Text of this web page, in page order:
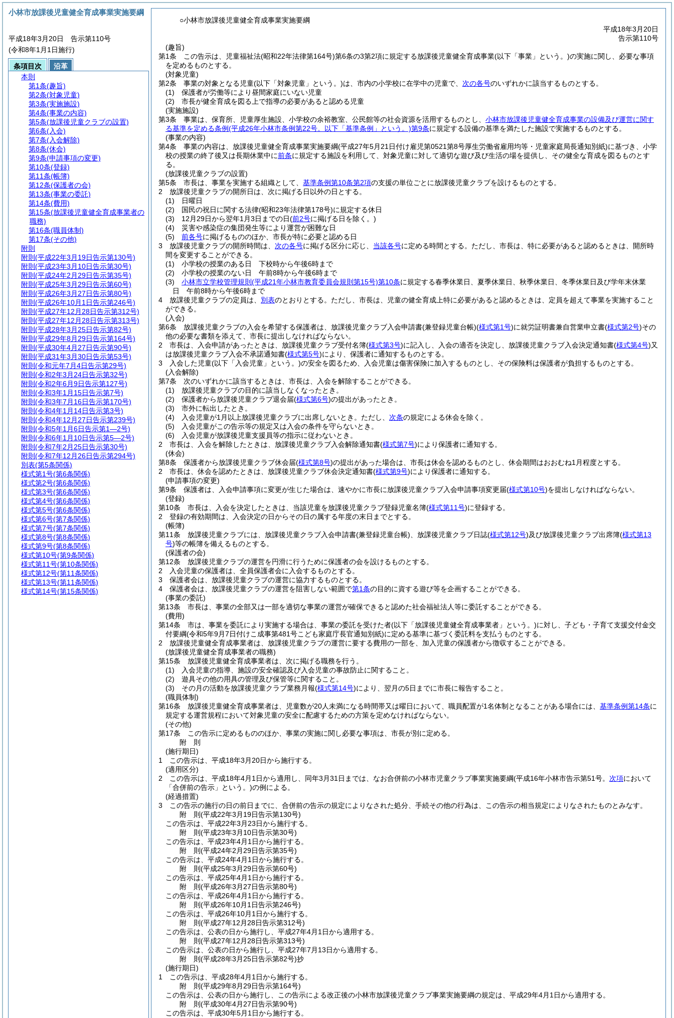
○小林市放課後児童健全育成事業実施要綱
平成18年3月20日
告示第110号
(趣旨)
第1条
この告示は、児童福祉法(昭和22年法律第164号)第6条の3第2項に規定する放課後児童健全育成事業(以下「事業」という。)の実施に関し、必要な事項
を定めるものとする。
(対象児童)
第2条
事業の対象となる児童(以下「対象児童」という。)は、市内の小学校に在学中の児童で、 次の各号のいずれかに該当するものとする。
(1)
保護者が労働等により昼間家庭にいない児童
(2)
市長が健全育成を図る上で指導の必要があると認める児童
(実施施設)
第3条
事業は、保育所、児童厚生施設、小学校の余裕教室、公民館等の社会資源を活用するものとし、 小林市放課後児童健全育成事業の設備及び運営に関す
る基準を定める条例(平成26年小林市条例第22号。以下「基準条例」という。)第9条に規定する設備の基準を満たした施設で実施するものとする。
(事業の内容)
第4条
事業の内容は、放課後児童健全育成事業実施要綱(平成27年5月21日付け雇児第0521第8号厚生労働省雇用均等・児童家庭局長通知別紙)に基づき、小学
校の授業の終了後又は長期休業中に前条に規定する施設を利用して、対象児童に対して適切な遊び及び生活の場を提供し、その健全な育成を図るものとす
る。
(放課後児童クラブの設置)
第5条
市長は、事業を実施する組織として、 基準条例第10条第2項の支援の単位ごとに放課後児童クラブを設けるものとする。
2
放課後児童クラブの開所日は、次に掲げる日以外の日とする。
(1)
日曜日
(2)
国民の祝日に関する法律(昭和23年法律第178号)に規定する休日
(3)
12月29日から翌年1月3日までの日(前2号に掲げる日を除く。)
(4)
災害や感染症の集団発生等により運営が困難な日
(5)
前各号に掲げるもののほか、市長が特に必要と認める日
3
放課後児童クラブの開所時間は、 次の各号に掲げる区分に応じ、 当該各号に定める時間とする。 ただし、市長は、特に必要があると認めるときは、開所時
間を変更することができる。
(1)
小学校の授業のある日 下校時から午後6時まで
(2)
小学校の授業のない日 午前8時から午後6時まで
(3)
小林市立学校管理規則 (平成21年小林市教育委員会規則第15号)第10条に規定する春季休業日、夏季休業日、秋季休業日、冬季休業日及び学年末休業
日 午前8時から午後6時まで
4
放課後児童クラブの定員は、 別表のとおりとする。 ただし、市長は、児童の健全育成上特に必要があると認めるときは、定員を超えて事業を実施すること
ができる。
(入会)
第6条
放課後児童クラブの入会を希望する保護者は、放課後児童クラブ入会申請書(兼登録児童台帳)(様式第1号)に就労証明書兼自営業申立書(様式第2号)その
他の必要な書類を添えて、市長に提出しなければならない。
2
市長は、入会申請があったときは、放課後児童クラブ受付名簿(様式第3号)に記入し、入会の適否を決定し、放課後児童クラブ入会決定通知書(様式第4号)又
は放課後児童クラブ入会不承諾通知書(様式第5号)により、保護者に通知するものとする。
3
入会した児童(以下「入会児童」という。)の安全を図るため、入会児童は傷害保険に加入するものとし、その保険料は保護者が負担するものとする。
(入会解除)
第7条
次のいずれかに該当するときは、市長は、入会を解除することができる。
(1)
放課後児童クラブの目的に該当しなくなったとき。
(2)
保護者から放課後児童クラブ退会届(様式第6号)の提出があったとき。
(3)
市外に転出したとき。
(4)
入会児童が1月以上放課後児童クラブに出席しないとき。 ただし、 次条の規定による休会を除く。
(5)
入会児童がこの告示等の規定又は入会の条件を守らないとき。
(6)
入会児童が放課後児童支援員等の指示に従わないとき。
2
市長は、入会を解除したときは、放課後児童クラブ入会解除通知書(様式第7号)により保護者に通知する。
(休会)
第8条
保護者から放課後児童クラブ休会届(様式第8号)の提出があった場合は、市長は休会を認めるものとし、休会期間はおおむね1月程度とする。
2
市長は、休会を認めたときは、放課後児童クラブ休会決定通知書(様式第9号)により保護者に通知する。
(申請事項の変更)
第9条
保護者は、入会申請事項に変更が生じた場合は、速やかに市長に放課後児童クラブ入会申請事項変更届(様式第10号)を提出しなければならない。
(登録)
第10条
市長は、入会を決定したときは、当該児童を放課後児童クラブ登録児童名簿(様式第11号)に登録する。
2
登録の有効期間は、入会決定の日からその日の属する年度の末日までとする。
(帳簿)
第11条
放課後児童クラブには、放課後児童クラブ入会申請書(兼登録児童台帳) 、放課後児童クラブ日誌(様式第12号)及び放課後児童クラブ出席簿(様式第13
号)等の帳簿を備えるものとする。
(保護者の会)
第12条
放課後児童クラブの運営を円滑に行うために保護者の会を設けるものとする。
2
入会児童の保護者は、全員保護者会に入会するものとする。
3
保護者会は、放課後児童クラブの運営に協力するものとする。
4
保護者会は、放課後児童クラブの運営を阻害しない範囲で第1条の目的に資する遊び等を企画することができる。
(事業の委託)
第13条
市長は、事業の全部又は一部を適切な事業の運営が確保できると認めた社会福祉法人等に委託することができる。
(費用)
第14条
市は、事業を委託により実施する場合は、事業の委託を受けた者(以下「放課後児童健全育成事業者」という。)に対し、子ども・子育て支援交付金交
付要綱(令和5年9月7日付けこ成事第481号こども家庭庁長官通知別紙)に定める基準に基づく委託料を支払うものとする。
2
放課後児童健全育成事業者は、放課後児童クラブの運営に要する費用の一部を、加入児童の保護者から徴収することができる。
(放課後児童健全育成事業者の職務)
第15条
放課後児童健全育成事業者は、次に掲げる職務を行う。
(1)
入会児童の指導、施設の安全確認及び入会児童の事故防止に関すること。
(2)
遊具その他の用具の管理及び保管等に関すること。
(3)
その月の活動を放課後児童クラブ業務月報(様式第14号)により、翌月の5日までに市長に報告すること。
(職員体制)
第16条
放課後児童健全育成事業者は、児童数が20人未満になる時間帯又は曜日において、職員配置が1名体制となることがある場合には、 基準条例第14条に
規定する運営規程において対象児童の安全に配慮するための方策を定めなければならない。
(その他)
第17条
この告示に定めるもののほか、事業の実施に関し必要な事項は、市長が別に定める。
附 則
(施行期日)
1
この告示は、平成18年3月20日から施行する。
(適用区分)
2
この告示は、平成18年4月1日から適用し、同年3月31日までは、なお合併前の小林市児童クラブ事業実施要綱(平成16年小林市告示第51号。 次項において
「合併前の告示」という。)の例による。
(経過措置)
3
この告示の施行の日の前日までに、合併前の告示の規定によりなされた処分、手続その他の行為は、この告示の相当規定によりなされたものとみなす。
附 則(平成22年3月19日告示第130号)
この告示は、平成22年3月23日から施行する。
附 則(平成23年3月10日告示第30号)
この告示は、平成23年4月1日から施行する。
附 則(平成24年2月29日告示第35号)
この告示は、平成24年4月1日から施行する。
附 則(平成25年3月29日告示第60号)
この告示は、平成25年4月1日から施行する。
附 則(平成26年3月27日告示第80号)
この告示は、平成26年4月1日から施行する。
附 則(平成26年10月1日告示第246号)
この告示は、平成26年10月1日から施行する。
附 則(平成27年12月28日告示第312号)
この告示は、公表の日から施行し、平成27年4月1日から適用する。
附 則(平成27年12月28日告示第313号)
この告示は、公表の日から施行し、平成27年7月13日から適用する。
附 則(平成28年3月25日告示第82号)抄
(施行期日)
1
この告示は、平成28年4月1日から施行する。
附 則(平成29年8月29日告示第164号)
この告示は、公表の日から施行し、この告示による改正後の小林市放課後児童クラブ事業実施要綱の規定は、平成29年4月1日から適用する。
附 則(平成30年4月27日告示第90号)
この告示は、平成30年5月1日から施行する。
小林市放課後児童健全育成事業実施要綱
平成18年3月20日 告示第110号
(令和8年1月1日施行)
条項目次
沿革
本則
第1条(趣旨)
第2条(対象児童)
第3条(実施施設)
第4条(事業の内容)
第5条(放課後児童クラブの設置)
第6条(入会)
第7条(入会解除)
第8条(休会)
第9条(申請事項の変更)
第10条(登録)
第11条(帳簿)
第12条(保護者の会)
第13条(事業の委託)
第14条(費用)
第15条(放課後児童健全育成事業者の
職務)
第16条(職員体制)
第17条(その他)
附則
附則 (平成22年3月19日告示第130号)
附則 (平成23年3月10日告示第30号)
附則 (平成24年2月29日告示第35号)
附則 (平成25年3月29日告示第60号)
附則 (平成26年3月27日告示第80号)
附則 (平成26年10月1日告示第246号)
附則 (平成27年12月28日告示第312号)
附則 (平成27年12月28日告示第313号)
附則 (平成28年3月25日告示第82号)
附則 (平成29年8月29日告示第164号)
附則 (平成30年4月27日告示第90号)
附則 (平成31年3月30日告示第53号)
附則 (令和元年7月4日告示第29号)
附則 (令和2年3月24日告示第32号)
附則 (令和2年6月9日告示第127号)
附則 (令和3年1月15日告示第7号)
附則 (令和3年7月16日告示第170号)
附則 (令和4年1月14日告示第3号)
附則 (令和4年12月27日告示第239号)
附則 (令和5年1月6日告示第1―2号)
附則 (令和6年1月10日告示第5―2号)
附則 (令和7年2月25日告示第30号)
附則 (令和7年12月26日告示第294号)
別表(第5条関係)
様式第1号(第6条関係)
様式第2号(第6条関係)
様式第3号(第6条関係)
様式第4号(第6条関係)
様式第5号(第6条関係)
様式第6号(第7条関係)
様式第7号(第7条関係)
様式第8号(第8条関係)
様式第9号(第8条関係)
様式第10号(第9条関係)
様式第11号(第10条関係)
様式第12号(第11条関係)
様式第13号(第11条関係)
様式第14号(第15条関係)